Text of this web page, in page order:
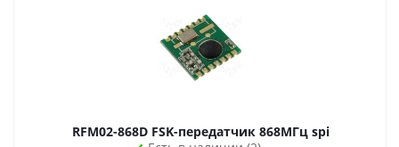
RFM02-868D FSK-передатчик 868МГц spi